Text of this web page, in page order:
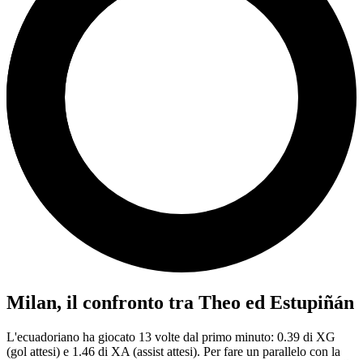
Milan, il confronto tra Theo ed Estupiñán
L'ecuadoriano ha giocato 13 volte dal primo minuto: 0.39 di XG
(gol attesi) e 1.46 di XA (assist attesi). Per fare un parallelo con la